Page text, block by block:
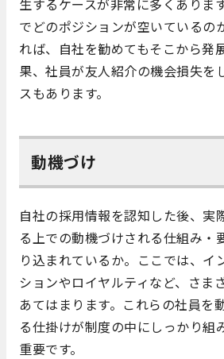
でどのポジションが空いているの
れば、自社を勧めてもそこから発
果、社員が友人紹介の機会損失を
スもあります。
動機づけ
自社の採用情報を認知した後、実
る上での動機づけされる仕組み・
り込まれているか。ここでは、イ
ションやロイヤルティなど、さま
あてはまります。これらの社員を
る仕掛けが制度の中にしっかり組
重要です。